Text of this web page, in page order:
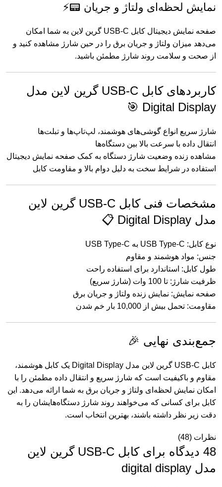
نمایش لحظه‌ای ولتاژ و جریان 📟⚡
صفحه نمایش دیجیتال کابل USB-C گرین لاین به شما امکان
می‌دهد میزان ولتاژ و جریان برق را در حین شارژ مشاهده کنید و
از صحت و سلامت روند شارژ مطمئن باشید.
کاربردهای کابل USB-C گرین لاین مدل
Digital Display 🎯
شارژ سریع انواع گوشی‌های هوشمند، لپ‌تاپ‌ها و تبلت‌ها
انتقال داده با سرعت بالا بین دستگاه‌ها
مشاهده زنده وضعیت شارژ دستگاه به کمک صفحه نمایش دیجیتال
استفاده در شرایط سخت به دلیل دوام بالا و مقاومت کابل
مشخصات فنی کابل USB-C گرین لاین
مدل Digital Display 📋
نوع کابل: USB Type-C به USB Type-C
جنس: مواد هوشمند و مقاوم
طول کابل: استاندارد برای استفاده راحت
ظرفیت شارژ: تا 100 وات (شارژ سریع)
صفحه نمایش: نمایش زنده ولتاژ و جریان برق
مقاومت: تحمل بیش از 10,000 بار خم شدن
جمع‌بندی نهایی 🎉
کابل USB-C گرین لاین مدل Digital Display یک کابل هوشمند،
مقاوم و باکیفیت است که شارژ سریع و انتقال داده مطمئن را با
امکان نمایش لحظه‌ای ولتاژ و جریان برق به شما ارائه می‌دهد. این
کابل برای کسانی که می‌خواهند روند شارژ دستگاه‌هایشان را به
دقت زیر نظر داشته باشند، بهترین انتخاب است.
نظرات (48)
48 دیدگاه برای
کابل USB-C گرین لاین
مدل digital display